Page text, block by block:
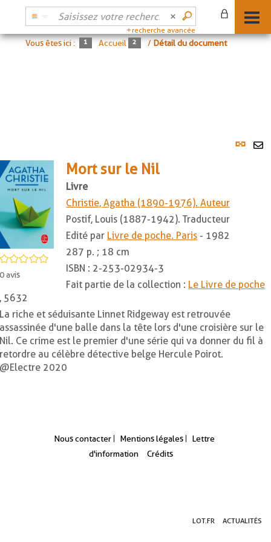
LOT.FR ACTUALITÉS
recherche avancée
Vous êtes ici : Accueil /Détail du document
Lien
5
0avis
Mort sur le Nil
Livre
Christie, Agatha (1890-1976). Auteur
Postif, Louis (1887-1942). Traducteur
Edité par Livre de poche. Paris - 1982
287 p. ; 18 cm
ISBN : 2-253-02934-3
Fait partie de la collection : Le Livre de poche
, 5632
La riche et séduisante Linnet Ridgeway est retrouvée
assassinée d'une balle dans la tête lors d'une croisière sur le
Nil. Ce crime est le premier d'une série qui va donner du fil à
retordre au célèbre détective belge Hercule Poirot.
@Electre 2020
Nous contacter Mentions légales
Lettre
d'information
Crédits